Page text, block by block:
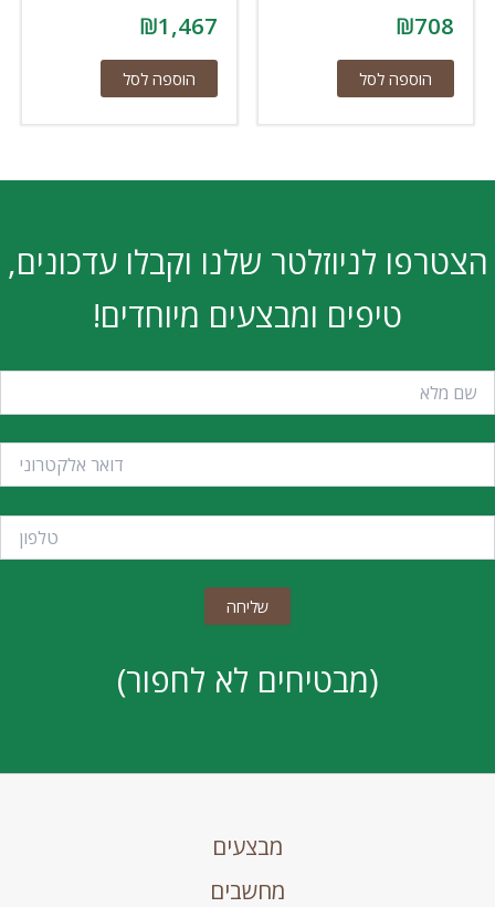
₪708
הוספה לסל
₪1,467
הוספה לסל
הצטרפו לניוזלטר שלנו וקבלו עדכונים,
טיפים ומבצעים מיוחדים!
(מבטיחים לא לחפור)
מבצעים
מחשבים